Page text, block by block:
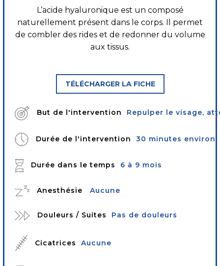
L’acide hyaluronique est un composé
naturellement présent dans le corps. Il permet
de combler des rides et de redonner du volume
aux tissus.
TÉLÉCHARGER LA FICHE
But de l'intervention Repulper le visage,
Durée de l'intervention 30 minutes environ
Durée dans le temps 6 à 9 mois
Anesthésie Aucune
Douleurs / Suites Pas de douleurs
Cicatrices Aucune